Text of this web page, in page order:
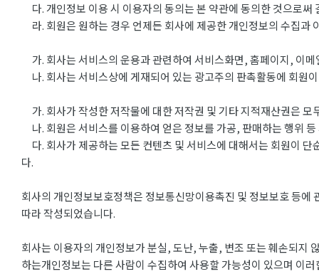
다. 개인정보 이용 시 이용자의 동의는 본 약관에 동의한 것으로써
라. 회원은 원하는 경우 언제든 회사에 제공한 개인정보의 수집과
가. 회사는 서비스의 운용과 관련하여 서비스화면, 홈페이지, 이메
나. 회사는 서비스상에 게재되어 있는 광고주의 판촉활동에 회원
가. 회사가 작성한 저작물에 대한 저작권 및 기타 지적재산권은
나. 회원은 서비스를 이용하여 얻은 정보를 가공, 판매하는 행위
다. 회사가 제공하는 모든 컨텐츠 및 서비스에 대해서는 회원이
다.
회사의 개인정보보호정책은 정보통신망이용촉진 및 정보보호 등
따라 작성되었습니다.
회사는 이용자의 개인정보가 분실, 도난, 누출, 변조 또는 훼손되지
하는개인정보는 다른 사람이 수집하여 사용할 가능성이 있으며 이